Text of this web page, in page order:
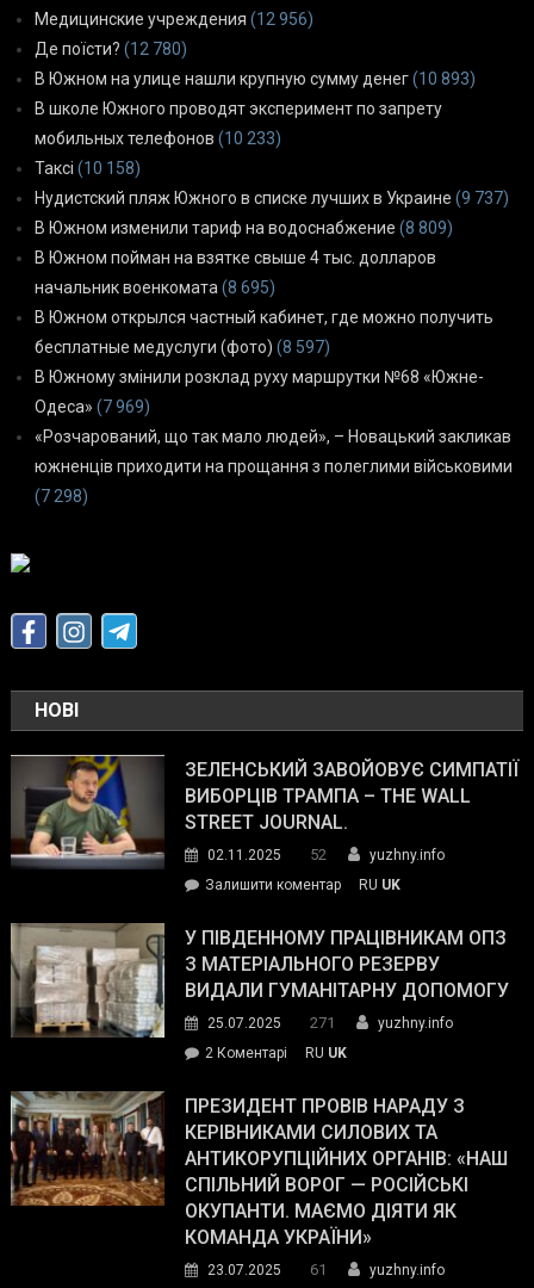
Медицинские учреждения (12 956)
Де поїсти? (12 780)
В Южном на улице нашли крупную сумму денег(10 893)
В школе Южного проводят эксперимент по запрету
мобильных телефонов (10 233)
Таксі (10 158)
Нудистский пляж Южного в списке лучших в Украине (9 737)
В Южном изменили тариф на водоснабжение (8 809)
В Южном пойман на взятке свыше 4 тыс. долларов
начальник военкомата (8 695)
В Южном открылся частный кабинет, где можно получить
бесплатные медуслуги (фото) (8 597)
В Южному змінили розклад руху маршрутки №68 «Южне-
Одеса» (7 969)
«Розчарований, що так мало людей», – Новацький закликав
южненців приходити на прощання з полеглими військовими
(7 298)
НОВІ
ЗЕЛЕНСЬКИЙ ЗАВОЙОВУЄ СИМПАТІЇ
ВИБОРЦІВ ТРАМПА – THE WALL
STREET JOURNAL.
02.11.2025 52
yuzhny.info
Залишити коментарon
завойовує
симпатії
виборців
The
Street
Journal.
RU UK
У ПІВДЕННОМУ ПРАЦІВНИКАМ ОПЗ
З МАТЕРІАЛЬНОГО РЕЗЕРВУ
ВИДАЛИ ГУМАНІТАРНУ ДОПОМОГУ
25.07.2025 271
yuzhny.info
2 Коментарі
Південному
працівникам
ОПЗ
з
матеріального
резерву
гуманітарну
RU UK
ПРЕЗИДЕНТ ПРОВІВ НАРАДУ З
КЕРІВНИКАМИ СИЛОВИХ ТА
АНТИКОРУПЦІЙНИХ ОРГАНІВ: «НАШ
СПІЛЬНИЙ ВОРОГ — РОСІЙСЬКІ
ОКУПАНТИ. МАЄМО ДІЯТИ ЯК
КОМАНДА УКРАЇНИ»
23.07.2025 61
yuzhny.info